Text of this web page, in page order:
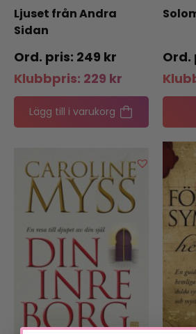
Ljuset från Andra
Sidan
249 kr
Klubbpris: 229 kr
Lägg till i varukorg